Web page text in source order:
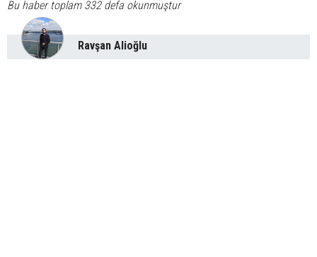
Bu haber toplam 332 defa okunmuştur
Ravşan Alioğlu